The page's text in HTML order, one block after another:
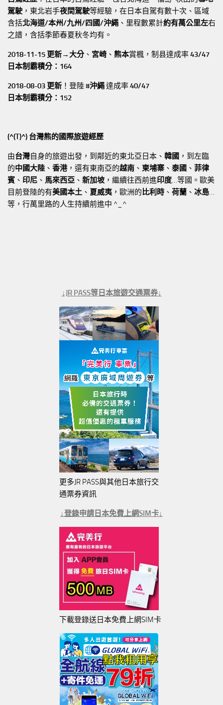
駕駛 ，東北岩手夜間駕駛等經驗，在日本自駕有數十次、區域
含括北海道/本州/九州/四國/沖繩 、里程數累計約有萬公里左右
之譜，含括季節春夏秋冬均有。
2018-11-15 更新→ 大分、 宮崎 、 熊本賞楓，制县達成率43/47
日本制霸積分：164
2018-08-03 更新 ！登陸#沖繩達成率40/47
日本制霸積分：152
(^(T)^) 台灣熊的國際旅遊經歷
由台灣自身的旅遊出發，到鄰近的東北亞日本、 韓國 ，到左臨
的中國大陸 、 香港，還有東南亞的越南 、 柬埔寨 、 泰國 、 菲律
賓 、 印尼 、 馬來西亞 、 新加坡 ，繼續往西前進印度…等國。歐美
目前登陸的有美國本土 、 夏威夷 ，歐洲的比利時 、 荷蘭 、 冰島…
等，行萬里路的人生持續前進中 ^_^
↓JR PASS等日本旅遊交通票券↓
更多JR PASS與其他日本旅行交
通票券資訊
↓登錄申請日本免費上網SIM卡↓
下載登錄送日本免費上網SIM卡